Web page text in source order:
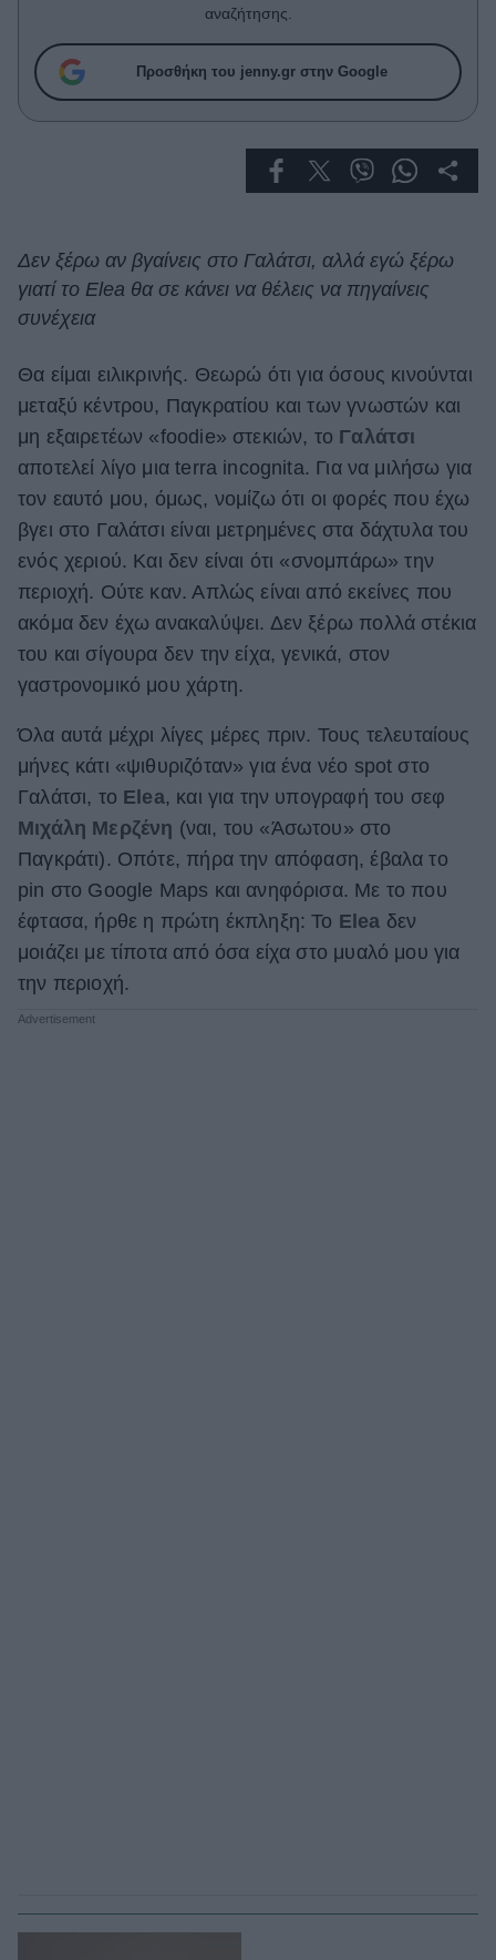
True Stories
Ask the Guru
Success Stories
Living
Deco
Green
Αφιερώματα
ΒΟΞ
Χωρίς Ταμπέλες
Women's Forum
Hautes Grecians
Γάμος
Market News
αναζήτησης.
Προσθήκη του jenny.gr στην Google
Δεν ξέρω αν βγαίνεις στο Γαλάτσι, αλλά εγώ ξέρω
γιατί το Elea θα σε κάνει να θέλεις να πηγαίνεις
συνέχεια
Θα είμαι ειλικρινής. Θεωρώ ότι για όσους κινούνται
μεταξύ κέντρου, Παγκρατίου και των γνωστών και
μη εξαιρετέων «foodie» στεκιών, το Γαλάτσι
αποτελεί λίγο μια terra incognita. Για να μιλήσω για
τον εαυτό μου, όμως, νομίζω ότι οι φορές που έχω
βγει στο Γαλάτσι είναι μετρημένες στα δάχτυλα του
ενός χεριού. Και δεν είναι ότι «σνομπάρω» την
περιοχή. Ούτε καν. Απλώς είναι από εκείνες που
ακόμα δεν έχω ανακαλύψει. Δεν ξέρω πολλά στέκια
του και σίγουρα δεν την είχα, γενικά, στον
γαστρονομικό μου χάρτη.
Όλα αυτά μέχρι λίγες μέρες πριν. Τους τελευταίους
μήνες κάτι «ψιθυριζόταν» για ένα νέο spot στο
Γαλάτσι, το Elea, και για την υπογραφή του σεφ
Μιχάλη Μερζένη (ναι, του «Άσωτου» στο
Παγκράτι). Οπότε, πήρα την απόφαση, έβαλα το
pin στο Google Maps και ανηφόρισα. Με το που
έφτασα, ήρθε η πρώτη έκπληξη: Το Elea δεν
μοιάζει με τίποτα από όσα είχα στο μυαλό μου για
την περιοχή.